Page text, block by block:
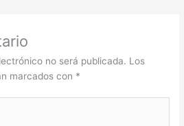
no será publicada. Los
marcados con *